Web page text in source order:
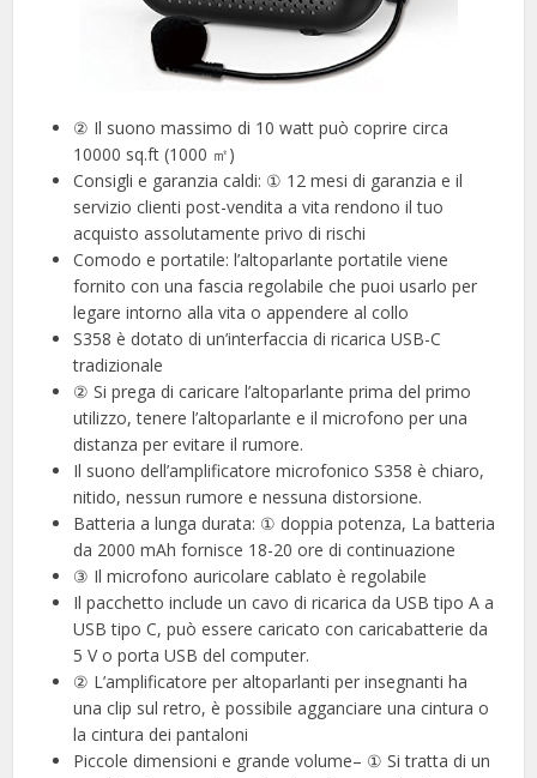
② Il suono massimo di 10 watt può coprire circa
10000 sq.ft (1000 ㎡)
Consigli e garanzia caldi: ① 12 mesi di garanzia e il
servizio clienti post-vendita a vita rendono il tuo
acquisto assolutamente privo di rischi
Comodo e portatile: l’altoparlante portatile viene
fornito con una fascia regolabile che puoi usarlo per
legare intorno alla vita o appendere al collo
S358 è dotato di un’interfaccia di ricarica USB-C
tradizionale
② Si prega di caricare l’altoparlante prima del primo
utilizzo, tenere l’altoparlante e il microfono per una
distanza per evitare il rumore.
Il suono dell’amplificatore microfonico S358 è chiaro,
nitido, nessun rumore e nessuna distorsione.
Batteria a lunga durata: ① doppia potenza, La batteria
da 2000 mAh fornisce 18-20 ore di continuazione
③ Il microfono auricolare cablato è regolabile
Il pacchetto include un cavo di ricarica da USB tipo A a
USB tipo C, può essere caricato con caricabatterie da
5 V o porta USB del computer.
② L’amplificatore per altoparlanti per insegnanti ha
una clip sul retro, è possibile agganciare una cintura o
la cintura dei pantaloni
Piccole dimensioni e grande volume– ① Si tratta di un